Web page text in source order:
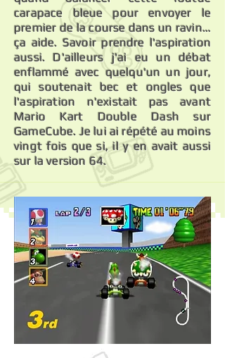
carapace bleue pour envoyer le
premier de la course dans un ravin…
ça aide. Savoir prendre l'aspiration
aussi. D'ailleurs j'ai eu un débat
enflammé avec quelqu'un un jour,
qui soutenait bec et ongles que
l'aspiration n'existait pas avant
Mario Kart Double Dash sur
GameCube. Je lui ai répété au moins
vingt fois que si, il y en avait aussi
sur la version 64.